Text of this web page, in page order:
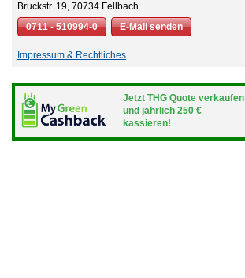
Bruckstr. 19, 70734 Fellbach
0711 - 510994-0
E-Mail senden
Impressum & Rechtliches
Jetzt THG Quote verkaufen
und jährlich 250 €
kassieren!